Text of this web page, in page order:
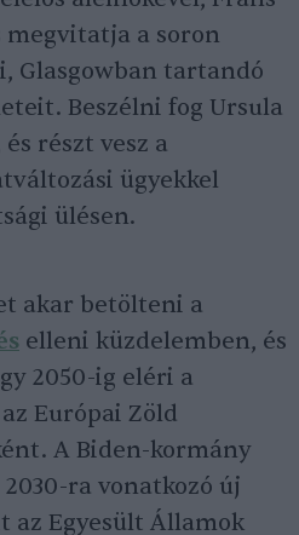
a soron
Glasgowban tartandó
Beszélni fog Ursula
részt vesz a
ügyekkel
ülésen.
akar betölteni a
elleni küzdelemben, és
2050-ig eléri a
Európai Zöld
A Biden-kormány
ra vonatkozó új
az Egyesült Államok